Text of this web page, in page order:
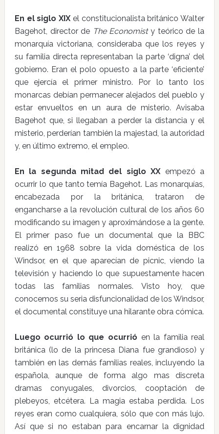
En el siglo XIXel constitucionalista británico Walter
Bagehot, director de The Economisty teórico de la
monarquía victoriana, consideraba que los reyes y
su familia directa representaban la parte ‘digna’ del
gobierno. Eran el polo opuesto a la parte ‘eficiente’
que ejercía el primer ministro. Por lo tanto los
monarcas debían permanecer alejados del pueblo y
estar envueltos en un aura de misterio. Avisaba
Bagehot que, si llegaban a perder la distancia y el
misterio, perderían también la majestad, la autoridad
y, en último extremo, el empleo.
En la segunda mitad del siglo XXempezó a
ocurrir lo que tanto temía Bagehot. Las monarquías,
encabezada por la británica, trataron de
engancharse a la revolución cultural de los años 60
modificando su imagen y aproximándose a la gente.
El primer paso fue un documental que la BBC
realizó en 1968 sobre la vida doméstica de los
Windsor, en el que aparecían de picnic, viendo la
televisión y haciendo lo que supuestamente hacen
todas las familias normales. Visto hoy, que
conocemos su seria disfuncionalidad de los Windsor,
el documental constituye una hilarante obra cómica.
Luego ocurrió lo que ocurrió en la familia real
británica (lo de la princesa Diana fue grandioso) y
también en las demás familias reales, incluyendo la
española, aunque de forma algo mas discreta
dramas conyugales, divorcios, cooptación de
plebeyos, etcétera. La magia estaba perdida. Los
reyes eran como cualquiera, sólo que con más lujo.
Así que si no estaban para encarnar la dignidad